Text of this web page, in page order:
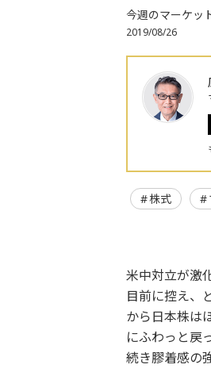
今週のマーケッ
2019/08/26
株式
米中対立が激
目前に控え、
から日本株は
にふわっと戻
続き膠着感の